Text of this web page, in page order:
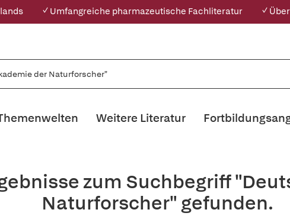
✓ Umfangreiche pharmazeutische Fachliteratur ✓
Weitere Literatur
zum Suchbegriff
Naturforscher" gefunden.